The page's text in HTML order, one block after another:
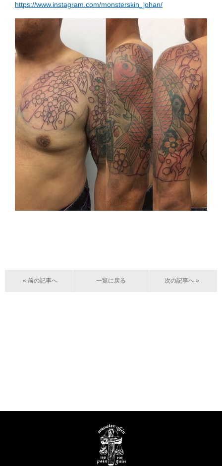
https://www.instagram.com/monsterskin_johan/
« 前の記事へ 一覧に戻る 次の記事へ »